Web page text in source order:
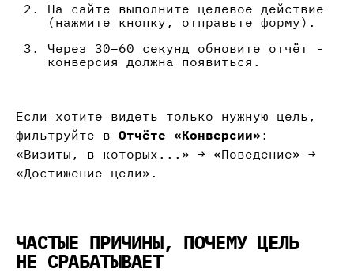
На сайте выполните целевое действие
(нажмите кнопку, отправьте форму).
Через 30–60 секунд обновите отчёт -
конверсия должна появиться.
Если хотите видеть только нужную цель,
фильтруйте в Отчёте «Конверсии» :
«Визиты, в которых...» → «Поведение» →
«Достижение цели».
ЧАСТЫЕ ПРИЧИНЫ, ПОЧЕМУ ЦЕЛЬ
НЕ СРАБАТЫВАЕТ